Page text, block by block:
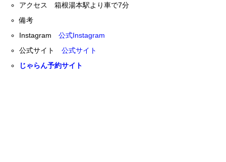
アクセス 箱根湯本駅より車で7分
備考
Instagram公式Instagram
公式サイト公式サイト
じゃらん予約サイト